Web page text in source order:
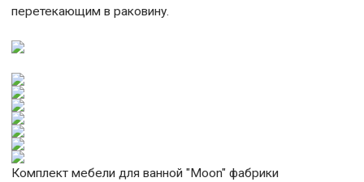
перетекающим в раковину.
Комплект мебели для ванной "Moon" фабрики